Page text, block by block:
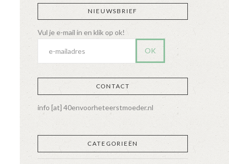
NIEUWSBRIEF
CONTACT
info [at] 40envoorheteerstmoeder.nl
CATEGORIEËN